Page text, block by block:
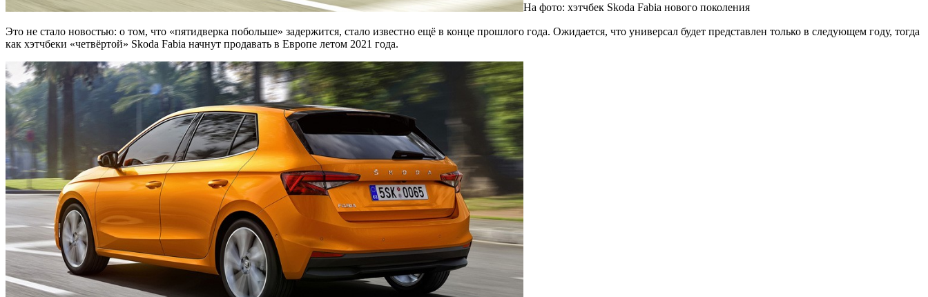
На фото: хэтчбек Skoda Fabia нового поколения
Это не стало новостью: о том, что «пятидверка побольше» задержится, стало известно ещё в конце прошлого года. Ожидается, что универсал будет представлен только в следующем году, тогда
как хэтчбеки «четвёртой» Skoda Fabia начнут продавать в Европе летом 2021 года.